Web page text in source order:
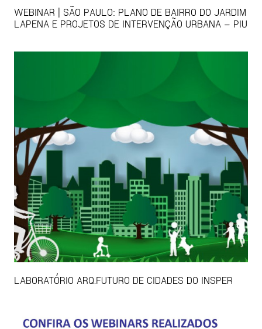
WEBINAR | SÃO PAULO: PLANO DE BAIRRO DO JARDIM
LAPENA E PROJETOS DE INTERVENÇÃO URBANA – PIU
LABORATÓRIO ARQ.FUTURO DE CIDADES DO INSPER